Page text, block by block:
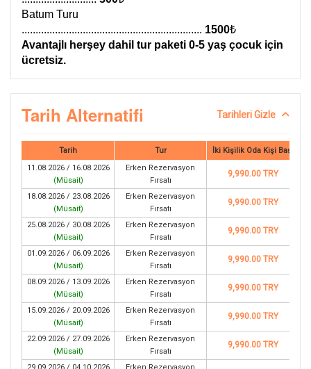
Batum Turu
................................................................. 1500₺
Avantajlı herşey dahil tur paketi 0-5 yaş çocuk için
ücretsiz.
Tarih Alternatifi Tarihleri Gizle
Tarih Tur
İki Kişilik Oda Kişi Başı
11.08.2026 / 16.08.2026
(Müsait)
Erken Rezervasyon
Fırsatı
9,990.00 TRY
18.08.2026 / 23.08.2026
(Müsait)
Erken Rezervasyon
Fırsatı
9,990.00 TRY
25.08.2026 / 30.08.2026
(Müsait)
Erken Rezervasyon
Fırsatı
9,990.00 TRY
01.09.2026 / 06.09.2026
(Müsait)
Erken Rezervasyon
Fırsatı
9,990.00 TRY
08.09.2026 / 13.09.2026
(Müsait)
Erken Rezervasyon
Fırsatı
9,990.00 TRY
15.09.2026 / 20.09.2026
(Müsait)
Erken Rezervasyon
Fırsatı
9,990.00 TRY
22.09.2026 / 27.09.2026
(Müsait)
Erken Rezervasyon
Fırsatı
9,990.00 TRY